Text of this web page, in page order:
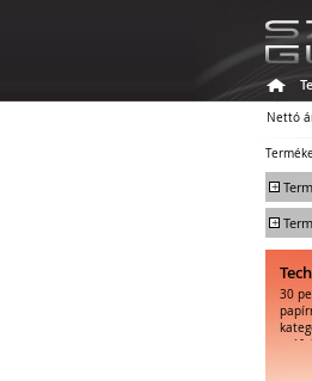
Nettó
+
Széfek
+
30